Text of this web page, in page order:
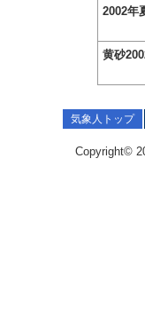
2002年
黄砂
気象人トップ
Copyright©